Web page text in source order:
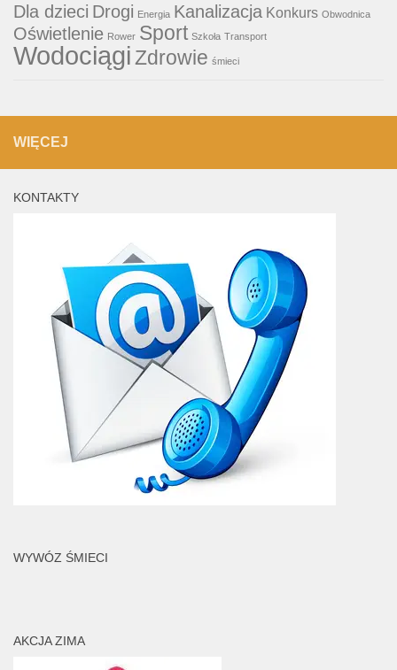
Dla dzieci Drogi Energia Kanalizacja Konkurs Obwodnica
Oświetlenie Rower Sport Szkoła Transport
WodociągiZdrowie śmieci
WIĘCEJ
KONTAKTY
WYWÓZ ŚMIECI
AKCJA ZIMA